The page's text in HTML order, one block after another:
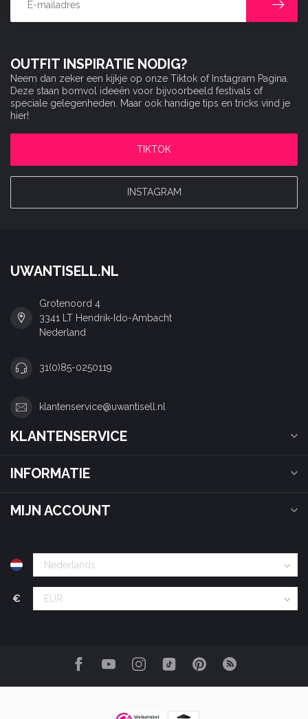
OUTFIT INSPIRATIE NODIG?
Neem dan zeker een kijkje op onze Tiktok of Instagram Pagina.
Deze staan bomvol ideeën voor bijvoorbeeld festivals of
speciale gelegenheden. Maar ook handige tips en tricks vind je
hier!
TIKTOK
INSTAGRAM
UWANTISELL.NL
Grotenoord 4
3341 LT Hendrik-Ido-Ambacht
Nederland
31(0)85-0250119
klantenservice@uwantisell.nl
KLANTENSERVICE
INFORMATIE
MIJN ACCOUNT
€